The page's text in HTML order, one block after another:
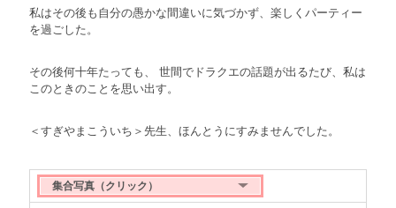
私はその後も自分の愚かな間違いに気づかず、楽しくパーティー
を過ごした。
その後何十年たっても、 世間でドラクエの話題が出るたび、私は
このときのことを思い出す。
＜すぎやまこういち＞先生、ほんとうにすみませんでした。
集合写真（クリック）